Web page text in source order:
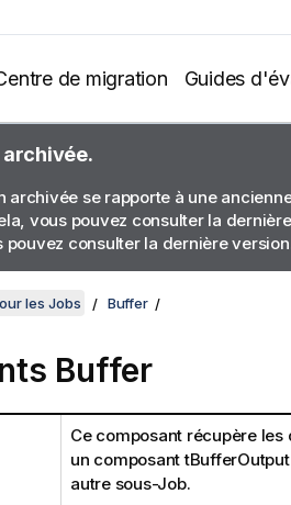
de migration Guides
archivée.
archivée se rapporte à une
vous pouvez consulter la
pouvez consulter la dernière
les Jobs Buffer
Buffer
Ce composant récupère
un composanttBufferOutput
autre sous-Job.